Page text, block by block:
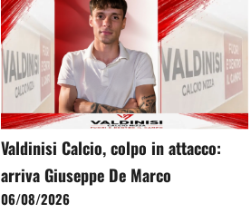
Valdinisi Calcio, colpo in attacco:
arriva Giuseppe De Marco
06/08/2026